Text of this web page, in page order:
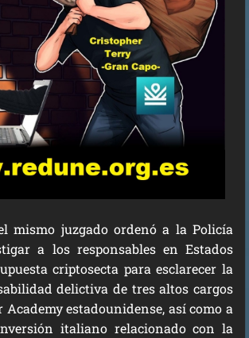
mismo juzgado ordenó a la Policía
a los responsables en Estados
criptosecta para esclarecer la
delictiva de tres altos cargos
Academy estadounidense, así como a
italiano relacionado con la